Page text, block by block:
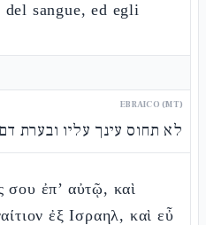
sangue, ed egli
EBRAICO (MT)
לא תחוס עינך עליו ובערת
σου ἐπ’ αὐτῷ, καὶ
ἐξ Ισραηλ, καὶ εὖ